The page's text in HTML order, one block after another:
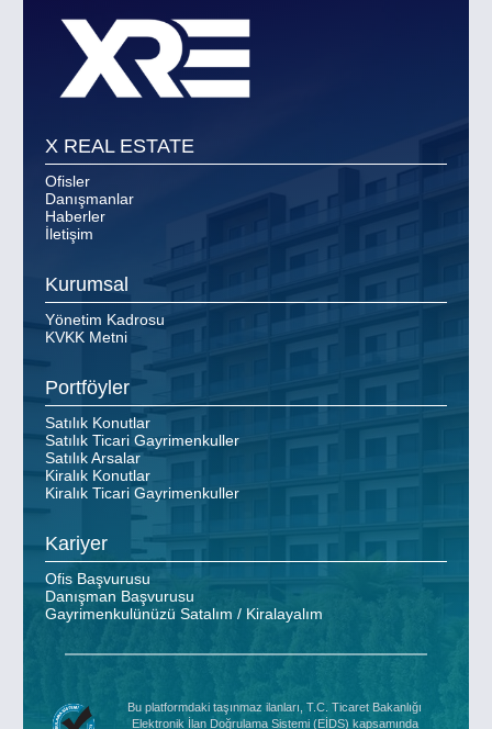
X REAL ESTATE
Ofisler
Danışmanlar
Haberler
İletişim
Kurumsal
Yönetim Kadrosu
KVKK Metni
Portföyler
Satılık Konutlar
Satılık Ticari Gayrimenkuller
Satılık Arsalar
Kiralık Konutlar
Kiralık Ticari Gayrimenkuller
Kariyer
Ofis Başvurusu
Danışman Başvurusu
Gayrimenkulünüzü Satalım / Kiralayalım
Bu platformdaki taşınmaz ilanları, T.C. Ticaret Bakanlığı
Elektronik İlan Doğrulama Sistemi (EİDS) kapsamında